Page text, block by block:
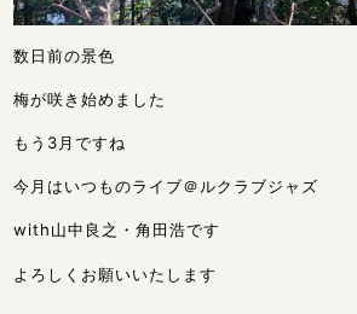
数日前の景色
梅が咲き始めました
もう3月ですね
今月はいつものライブ＠ルクラブジャズ
with山中良之・角田浩です
よろしくお願いいたします